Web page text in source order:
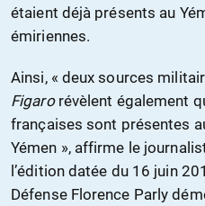
étaient déjà présents au
émiriennes.
Ainsi, « deux sources
Figarorévèlent également
françaises sont présentes
Yémen », affirme le
l’édition datée du 16 juin
Défense Florence Parly